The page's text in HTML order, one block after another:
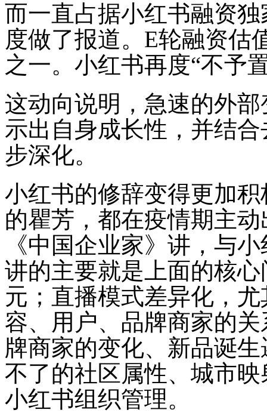
而一直占据小红书融资独
度做了报道。E轮融资估
之一。小红书再度“不予
这动向说明，急速的外
示出自身成长性，并结
步深化。
小红书的修辞变得更加
的瞿芳，都在疫情期主
《中国企业家》讲，与
讲的主要就是上面的核
元；直播模式差异化，
容、用户、品牌商家的
牌商家的变化、新品诞
不了的社区属性、城市
小红书组织管理。